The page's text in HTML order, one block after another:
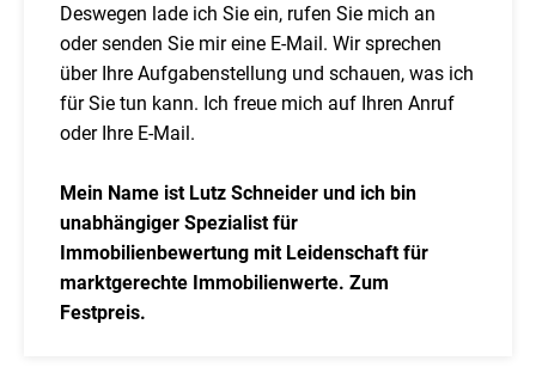
Deswegen lade ich Sie ein, rufen Sie mich an
oder senden Sie mir eine E-Mail. Wir sprechen
über Ihre Aufgabenstellung und schauen, was ich
für Sie tun kann. Ich freue mich auf Ihren Anruf
oder Ihre E-Mail.
Mein Name ist Lutz Schneider und ich bin
unabhängiger Spezialist für
Immobilienbewertung mit Leidenschaft für
marktgerechte Immobilienwerte. Zum
Festpreis.